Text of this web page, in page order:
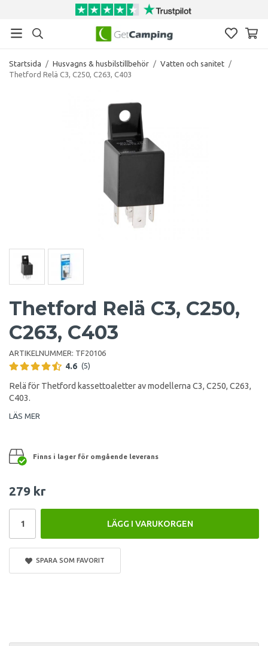
Startsida / Husvagns & husbilstillbehör / Vatten och sanitet /
Thetford Relä C3, C250, C263, C403
Thetford Relä C3, C250,
C263, C403
ARTIKELNUMMER: TF20106
4.6 (5)
Relä för Thetford kassettoaletter av modellerna C3, C250, C263,
C403.
LÄS MER
Finns i lager för omgående leverans
279 kr
LÄGG I VARUKORGEN
SPARA SOM FAVORIT